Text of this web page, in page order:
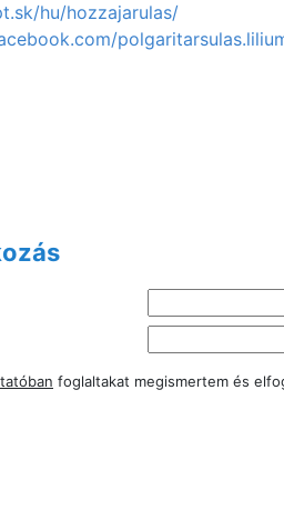
hu/hozzajarulas/
foglaltakat megismertem és